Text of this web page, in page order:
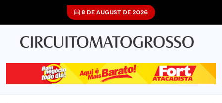
8 DE AUGUST DE 2026